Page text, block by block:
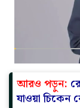
আরও পড়ুন:
যাওয়া চিকেন